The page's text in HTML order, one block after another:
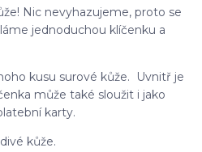
Nic nevyhazujeme, proto se
jednoduchou klíčenku a
kusu surové kůže. Uvnitř je
může také sloužit i jako
karty.
kůže.